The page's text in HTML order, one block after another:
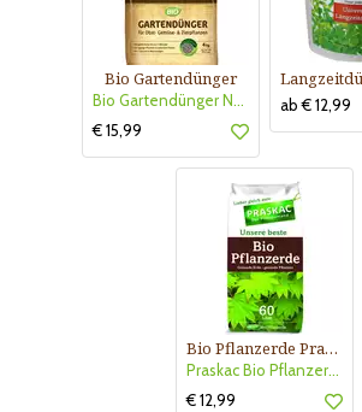
Bio Gartendünger
Bio Gartendünger Naturen
€ 15,99
ab € 12,99
Bio Pflanzerde Praskac
Praskac Bio Pflanzerde
€ 12,99